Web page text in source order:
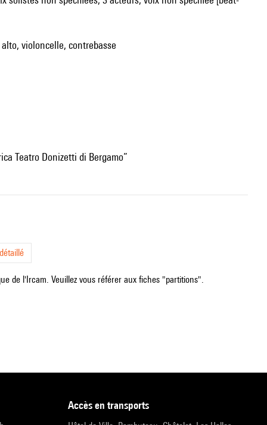
violoncelle, contrebasse
Teatro Donizetti di Bergamo”
de l'Ircam. Veuillez vous référer aux fiches "partitions".
accès en transports